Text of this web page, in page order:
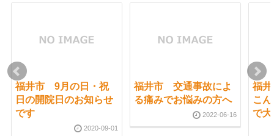
福井市 9月の日・祝
日の開院日のお知らせ
です
2020-09-01
福井市 交通事故によ
る痛みでお悩みの方へ
2022-06-16
福
こ
で